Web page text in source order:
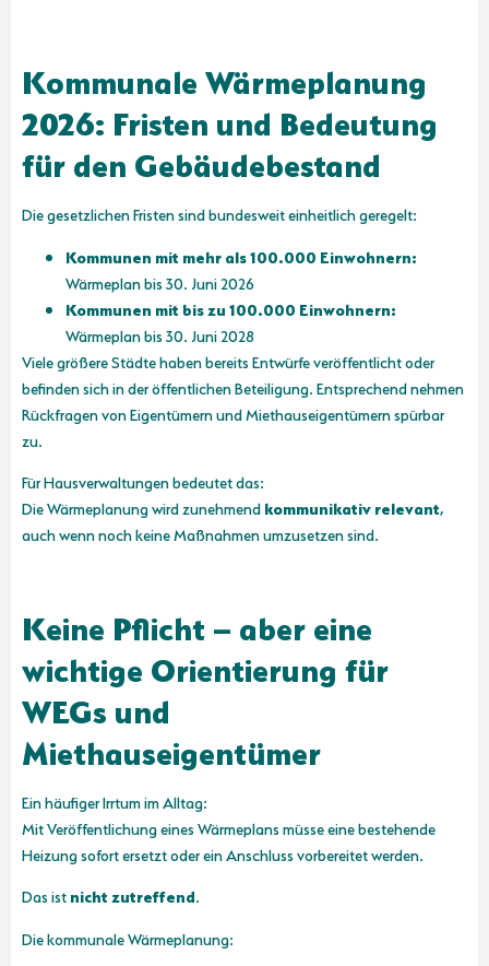
Kommunale Wärmeplanung
2026: Fristen und Bedeutung
für den Gebäudebestand
Die gesetzlichen Fristen sind bundesweit einheitlich geregelt:
Kommunen mit mehr als 100.000 Einwohnern:
Wärmeplan bis 30. Juni 2026
Kommunen mit bis zu 100.000 Einwohnern:
Wärmeplan bis 30. Juni 2028
Viele größere Städte haben bereits Entwürfe veröffentlicht oder
befinden sich in der öffentlichen Beteiligung. Entsprechend nehmen
Rückfragen von Eigentümern und Miethauseigentümern spürbar
zu.
Für Hausverwaltungen bedeutet das:
Die Wärmeplanung wird zunehmend kommunikativ relevant,
auch wenn noch keine Maßnahmen umzusetzen sind.
Keine Pflicht – aber eine
wichtige Orientierung für
WEGs und
Miethauseigentümer
Ein häufiger Irrtum im Alltag:
Mit Veröffentlichung eines Wärmeplans müsse eine bestehende
Heizung sofort ersetzt oder ein Anschluss vorbereitet werden.
Das ist nicht zutreffend.
Die kommunale Wärmeplanung: